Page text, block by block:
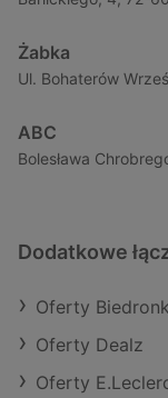
Żabka
Ul. Bohaterów
ABC
Bolesława
Dodatkowe
Oferty
Oferty Dealz
Oferty